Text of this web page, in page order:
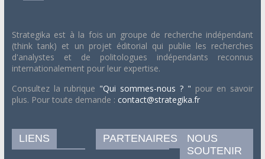
Strategika est à la fois un groupe de recherche indépendant
(think tank) et un projet éditorial qui publie les recherches
d'analystes et de politologues indépendants reconnus
internationalement pour leur expertise.
Consultez la rubrique "Qui sommes-nous ? " pour en savoir
plus. Pour toute demande : contact@strategika.fr
LIENS PARTENAIRES
NOUS
SOUTENIR